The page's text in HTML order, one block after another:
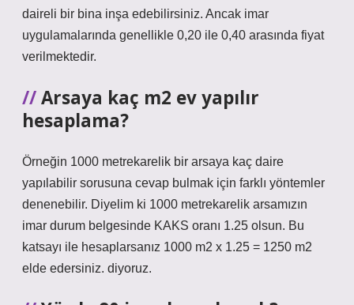
daireli bir bina inşa edebilirsiniz. Ancak imar
uygulamalarında genellikle 0,20 ile 0,40 arasında fiyat
verilmektedir.
Arsaya kaç m2 ev yapılır
hesaplama?
Örneğin 1000 metrekarelik bir arsaya kaç daire
yapılabilir sorusuna cevap bulmak için farklı yöntemler
denenebilir. Diyelim ki 1000 metrekarelik arsamızın
imar durum belgesinde KAKS oranı 1.25 olsun. Bu
katsayı ile hesaplarsanız 1000 m2 x 1.25 = 1250 m2
elde edersiniz. diyoruz.